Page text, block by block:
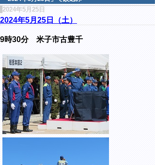
2024年5月25日
2024年5月25日（土）
9時30分 米子市古豊千